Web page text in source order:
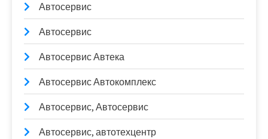
Автосервис
Автосервис
Автосервис Автека
Автосервис Автокомплекс
Автосервис, Автосервис
Автосервис, автотехцентр